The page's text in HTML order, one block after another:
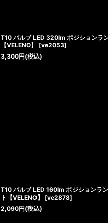
T10 バルブ LED 320lm ポジションラ
【VELENO】
[ve2053]
3,300円(税込)
T10 バルブ LED 160lm ポジションラ
ト【VELENO】
[ve2878]
2,090円(税込)